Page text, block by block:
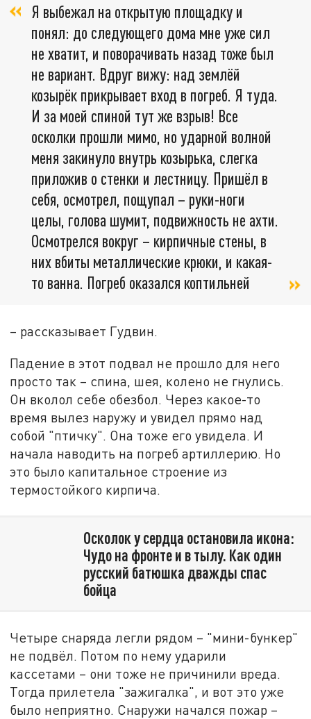
Я выбежал на открытую площадку и
понял: до следующего дома мне уже сил
не хватит, и поворачивать назад тоже был
не вариант. Вдруг вижу: над землёй
козырёк прикрывает вход в погреб. Я туда.
И за моей спиной тут же взрыв! Все
осколки прошли мимо, но ударной волной
меня закинуло внутрь козырька, слегка
приложив о стенки и лестницу. Пришёл в
себя, осмотрел, пощупал – руки-ноги
целы, голова шумит, подвижность не ахти.
Осмотрелся вокруг – кирпичные стены, в
них вбиты металлические крюки, и какая-
то ванна. Погреб оказался коптильней
– рассказывает Гудвин.
Падение в этот подвал не прошло для него
просто так – спина, шея, колено не гнулись.
Он вколол себе обезбол. Через какое-то
время вылез наружу и увидел прямо над
собой "птичку". Она тоже его увидела. И
начала наводить на погреб артиллерию. Но
это было капитальное строение из
термостойкого кирпича.
Осколок у сердца остановила икона:
Чудо на фронте и в тылу. Как один
русский батюшка дважды спас
бойца
Четыре снаряда легли рядом – "мини-бункер"
не подвёл. Потом по нему ударили
кассетами – они тоже не причинили вреда.
Тогда прилетела "зажигалка", и вот это уже
было неприятно. Снаружи начался пожар –